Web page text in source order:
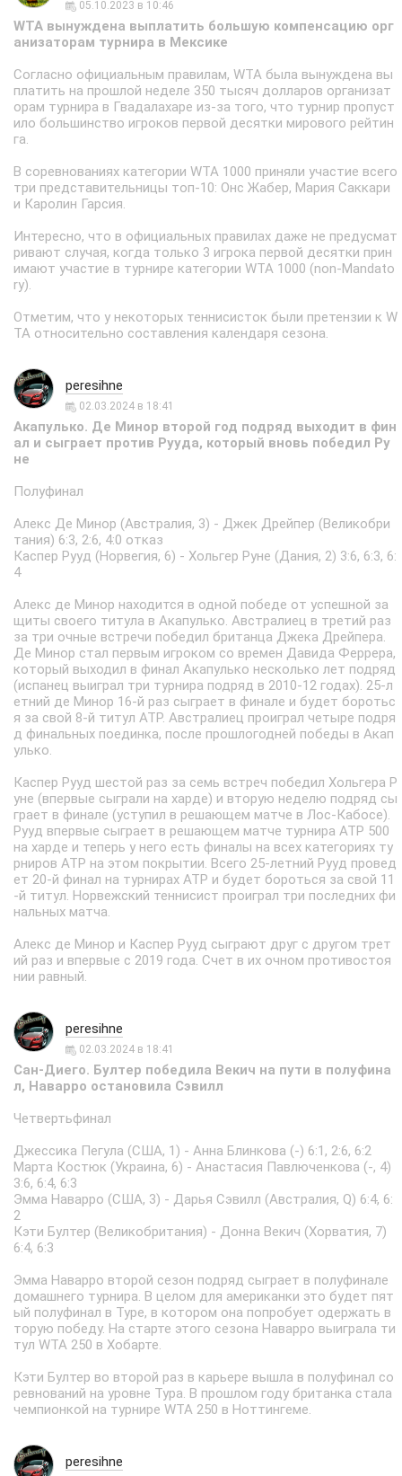
05.10.2023 в 10:46
WTA вынуждена выплатить большую компенсацию орг
анизаторам турнира в Мексике
Согласно официальным правилам, WTA была вынуждена вы
платить на прошлой неделе 350 тысяч долларов организат
орам турнира в Гвадалахаре из-за того, что турнир пропуст
ило большинство игроков первой десятки мирового рейтин
га.
В соревнованиях категории WTA 1000 приняли участие всего
три представительницы топ-10: Онс Жабер, Мария Саккари
и Каролин Гарсия.
Интересно, что в официальных правилах даже не предусмат
ривают случая, когда только 3 игрока первой десятки прин
имают участие в турнире категории WTA 1000 (non-Mandato
ry).
Отметим, что у некоторых теннисисток были претензии к W
TA относительно составления календаря сезона.
peresihne
02.03.2024 в 18:41
Акапулько. Де Минор второй год подряд выходит в фин
ал и сыграет против Рууда, который вновь победил Ру
не
Полуфинал
Алекс Де Минор (Австралия, 3) - Джек Дрейпер (Великобри
тания) 6:3, 2:6, 4:0 отказ
Каспер Рууд (Норвегия, 6) - Хольгер Руне (Дания, 2) 3:6, 6:3, 6:
4
Алекс де Минор находится в одной победе от успешной за
щиты своего титула в Акапулько. Австралиец в третий раз
за три очные встречи победил британца Джека Дрейпера.
Де Минор стал первым игроком со времен Давида Феррера,
который выходил в финал Акапулько несколько лет подряд
(испанец выиграл три турнира подряд в 2010-12 годах). 25-л
етний де Минор 16-й раз сыграет в финале и будет боротьс
я за свой 8-й титул АТР. Австралиец проиграл четыре подря
д финальных поединка, после прошлогодней победы в Акап
улько.
Каспер Рууд шестой раз за семь встреч победил Хольгера Р
уне (впервые сыграли на харде) и вторую неделю подряд сы
грает в финале (уступил в решающем матче в Лос-Кабосе).
Рууд впервые сыграет в решающем матче турнира АТР 500
на харде и теперь у него есть финалы на всех категориях ту
рниров АТР на этом покрытии. Всего 25-летний Рууд провед
ет 20-й финал на турнирах АТР и будет бороться за свой 11
-й титул. Норвежский теннисист проиграл три последних фи
нальных матча.
Алекс де Минор и Каспер Рууд сыграют друг с другом трет
ий раз и впервые с 2019 года. Счет в их очном противостоя
нии равный.
peresihne
02.03.2024 в 18:41
Сан-Диего. Бултер победила Векич на пути в полуфина
л, Наварро остановила Сэвилл
Четвертьфинал
Джессика Пегула (США, 1) - Анна Блинкова (-) 6:1, 2:6, 6:2
Марта Костюк (Украина, 6) - Анастасия Павлюченкова (-, 4)
3:6, 6:4, 6:3
Эмма Наварро (США, 3) - Дарья Сэвилл (Австралия, Q) 6:4, 6:
2
Кэти Бултер (Великобритания) - Донна Векич (Хорватия, 7)
6:4, 6:3
Эмма Наварро второй сезон подряд сыграет в полуфинале
домашнего турнира. В целом для американки это будет пят
ый полуфинал в Туре, в котором она попробует одержать в
торую победу. На старте этого сезона Наварро выиграла ти
тул WTA 250 в Хобарте.
Кэти Бултер во второй раз в карьере вышла в полуфинал со
ревнований на уровне Тура. В прошлом году британка стала
чемпионкой на турнире WTA 250 в Ноттингеме.
peresihne